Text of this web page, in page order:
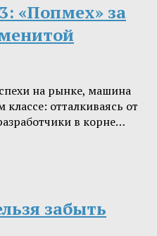
«Попмех» за
на рынке, машина
классе: отталкиваясь от
в корне…
забыть